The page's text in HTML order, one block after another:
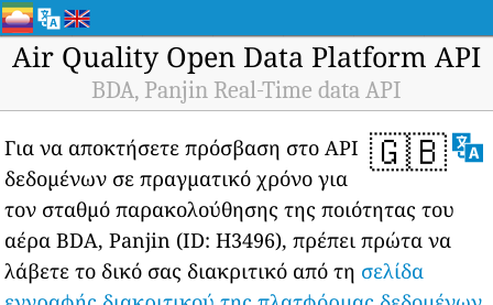
Air Quality Open Data Platform API
BDA, Panjin Real-Time data API
🇬🇧
Για να αποκτήσετε πρόσβαση στο API
δεδομένων σε πραγματικό χρόνο για
τον σταθμό παρακολούθησης της ποιότητας του
αέρα BDA, Panjin (ID: H3496), πρέπει πρώτα να
λάβετε το δικό σας διακριτικό από τη σελίδα